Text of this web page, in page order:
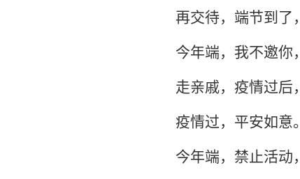
再交待，端节到了，
今年端，我不邀你，
走亲戚，疫情过后，
疫情过，平安如意。
今年端，禁止活动，